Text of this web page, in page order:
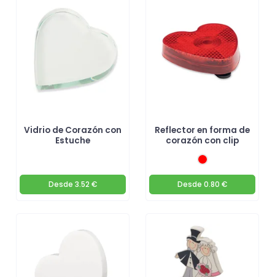
Vidrio de Corazón con
Estuche
Desde 3.52 €
Reflector en forma de
corazón con clip
Desde 0.80 €